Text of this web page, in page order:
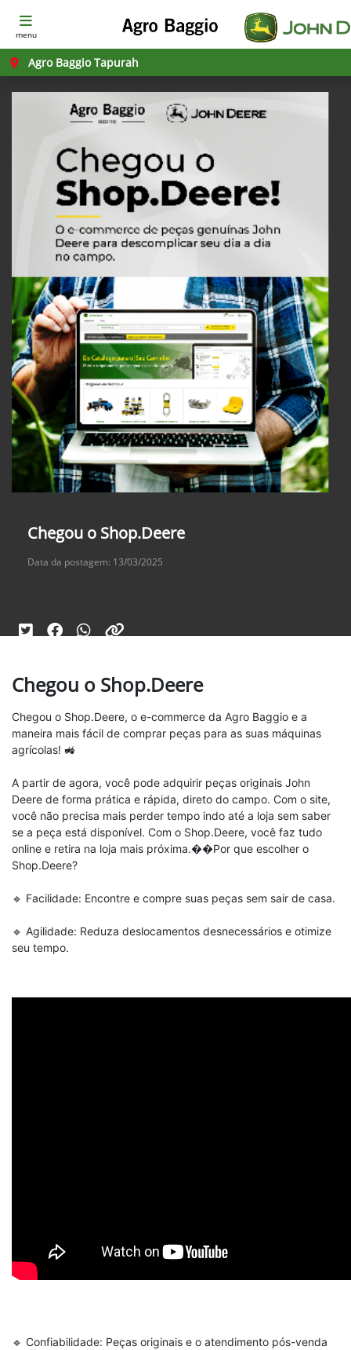
menu
Agro Baggio Tapurah
Chegou o Shop.Deere
Data da postagem: 13/03/2025
Chegou o Shop.Deere
Chegou o Shop.Deere, o e-commerce da Agro Baggio e a
maneira mais fácil de comprar peças para as suas máquinas
agrícolas! 🚜
A partir de agora, você pode adquirir peças originais John
Deere de forma prática e rápida, direto do campo. Com o site,
você não precisa mais perder tempo indo até a loja sem saber
se a peça está disponível. Com o Shop.Deere, você faz tudo
online e retira na loja mais próxima.��Por que escolher o
Shop.Deere?
🔹 Facilidade: Encontre e compre suas peças sem sair de casa.
🔹 Agilidade: Reduza deslocamentos desnecessários e otimize
seu tempo.
🔹 Confiabilidade: Peças originais e o atendimento pós-venda